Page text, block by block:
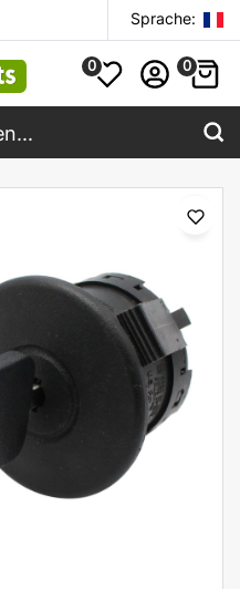
Sprache:
0 0